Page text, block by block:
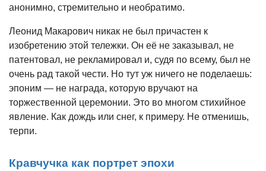
анонимно, стремительно и необратимо.
Леонид Макарович никак не был причастен к
изобретению этой тележки. Он её не заказывал, не
патентовал, не рекламировал и, судя по всему, был не
очень рад такой чести. Но тут уж ничего не поделаешь:
эпоним — не награда, которую вручают на
торжественной церемонии. Это во многом стихийное
явление. Как дождь или снег, к примеру. Не отменишь,
терпи.
Кравчучка как портрет эпохи